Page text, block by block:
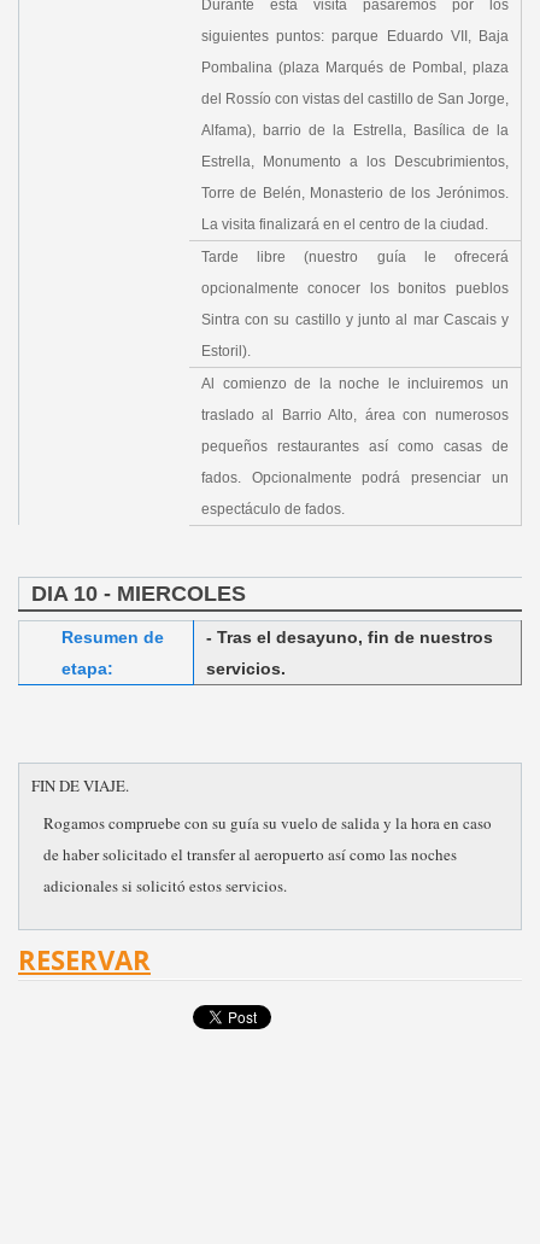
Durante esta visita pasaremos por los
siguientes puntos: parque Eduardo VII, Baja
Pombalina (plaza Marqués de Pombal, plaza
del Rossío con vistas del castillo de San Jorge,
Alfama), barrio de la Estrella, Basílica de la
Estrella, Monumento a los Descubrimientos,
Torre de Belén, Monasterio de los Jerónimos.
La visita finalizará en el centro de la ciudad.
Tarde libre (nuestro guía le ofrecerá
opcionalmente conocer los bonitos pueblos
Sintra con su castillo y junto al mar Cascais y
Estoril).
Al comienzo de la noche le incluiremos un
traslado al Barrio Alto, área con numerosos
pequeños restaurantes así como casas de
fados. Opcionalmente podrá presenciar un
espectáculo de fados.
DIA 10 - MIERCOLES
Resumen de
etapa:
- Tras el desayuno, fin de nuestros
servicios.
FIN DE VIAJE.
Rogamos compruebe con su guía su vuelo de salida y la hora en caso
de haber solicitado el transfer al aeropuerto así como las noches
adicionales si solicitó estos servicios.
RESERVAR